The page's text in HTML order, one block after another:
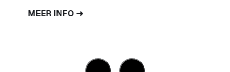
MEER INFO ➜